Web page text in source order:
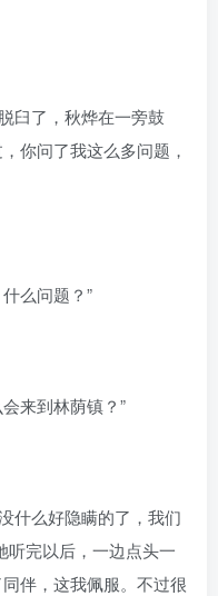
臼了，秋烨在一旁鼓
你问了我这么多问题，
么问题？”
来到林荫镇？”
什么好隐瞒的了，我们
听完以后，一边点头一
伴，这我佩服。不过很